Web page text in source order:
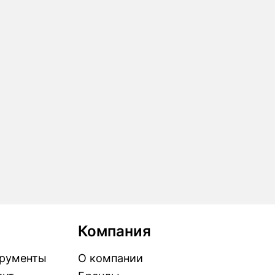
Компания
О компании